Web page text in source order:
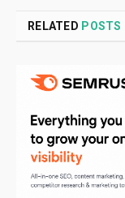
RELATED POSTS